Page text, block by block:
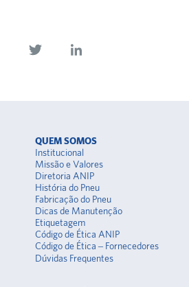
QUEM SOMOS
Institucional
Missão e Valores
Diretoria ANIP
História do Pneu
Fabricação do Pneu
Dicas de Manutenção
Etiquetagem
Código de Ética ANIP
Código de Ética – Fornecedores
Dúvidas Frequentes